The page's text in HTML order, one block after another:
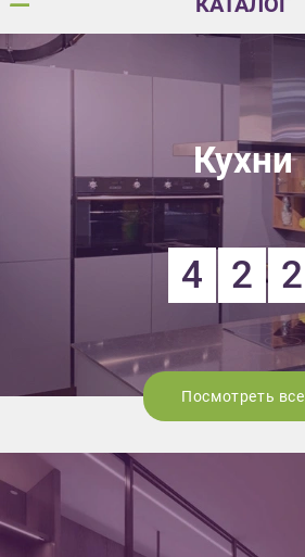
Кухни
4 2 2
Посмотреть все